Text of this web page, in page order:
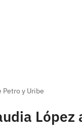
Petro y Uribe
López